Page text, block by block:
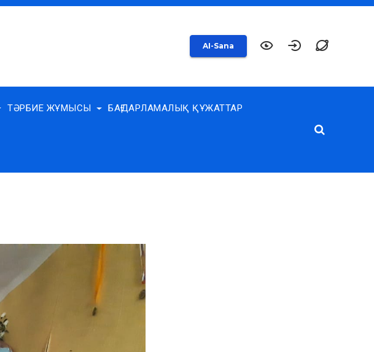
AI-Sana
ТӘРБИЕ ЖҰМЫСЫ БАҒДАРЛАМАЛЫҚ ҚҰЖАТТАР